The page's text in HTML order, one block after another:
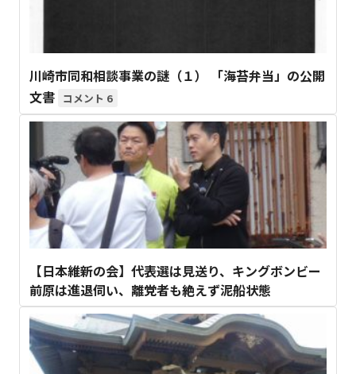
川崎市同和相談事業の謎（１） 「海苔弁当」の公開
文書
6
【日本維新の会】代表選は見送り、キングボンビー
前原は進退伺い、離党者も絶えず泥船状態